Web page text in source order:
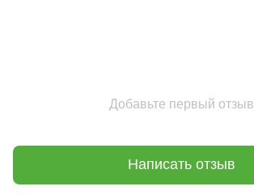
Добавьте первый отзыв
Написать отзыв